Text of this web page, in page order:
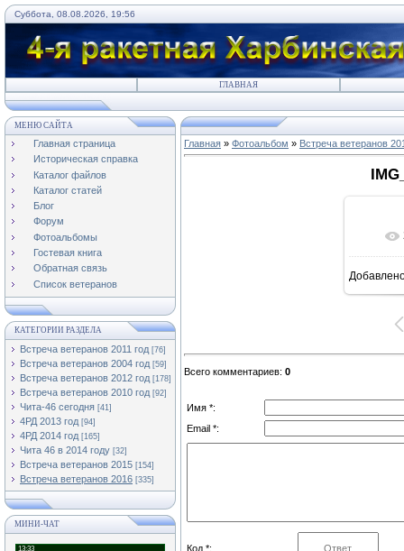
Суббота, 08.08.2026, 19:56
ГЛАВНАЯ
МЕНЮ САЙТА
Главная страница
Историческая справка
Каталог файлов
Каталог статей
Блог
Форум
Фотоальбомы
Гостевая книга
Обратная связь
Список ветеранов
КАТЕГОРИИ РАЗДЕЛА
Встреча ветеранов 2011 год [76]
Встреча ветеранов 2004 год [59]
Встреча ветеранов 2012 год [178]
Встреча ветеранов 2010 год [92]
Чита-46 сегодня [41]
4РД 2013 год [94]
4РД 2014 год [165]
Чита 46 в 2014 году [32]
Встреча ветеранов 2015 [154]
Встреча ветеранов 2016 [335]
МИНИ-ЧАТ
Главная » Фотоальбом » Встреча ветеранов
Всего комментариев: 0
Имя *:
Email *:
Код *: